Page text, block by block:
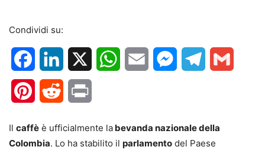
Condividi su:
FacebookLinkedIn WhatsApp
Email MessengerTelegram
PinterestReddit
Il caffè è ufficialmente la bevanda nazionale della
Colombia. Lo ha stabilito il parlamento del Paese